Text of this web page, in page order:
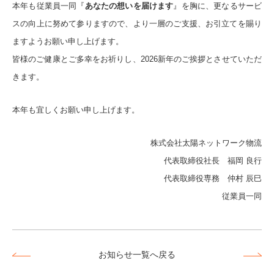
本年も従業員一同『 あなたの想いを届けます 』を胸に、更なるサービ
スの向上に努めて参りますので、より一層のご支援、お引立てを賜り
ますようお願い申し上げます。
皆様のご健康とご多幸をお祈りし、2026新年のご挨拶とさせていただ
きます。
本年も宜しくお願い申し上げます。
株式会社太陽ネットワーク物流
代表取締役社長 福岡 良行
代表取締役専務 仲村 辰巳
従業員一同
お知らせ一覧へ戻る